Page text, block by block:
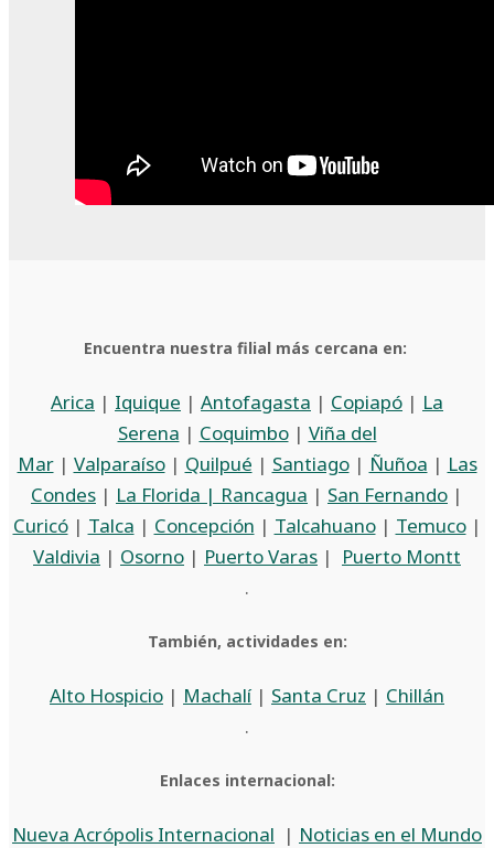
Encuentra nuestra filial más cercana en:
Arica | Iquique | Antofagasta | Copiapó | La
Serena | Coquimbo| Viña del
Mar| Valparaíso| Quilpué | Santiago| Ñuñoa | Las
Condes | La Florida | Rancagua | San Fernando |
Curicó| Talca | Concepción | Talcahuano| Temuco|
Valdivia | Osorno | Puerto Varas |
Puerto Montt
.
También, actividades en:
Alto Hospicio | Machalí | Santa Cruz | Chillán
.
Enlaces internacional:
Nueva Acrópolis Internacional | Noticias en el Mundo